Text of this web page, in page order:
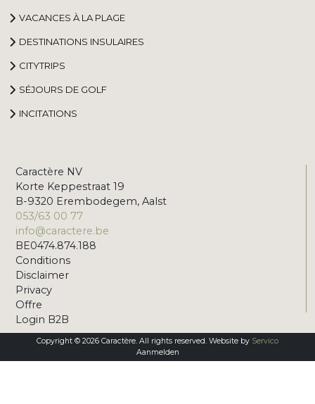
VACANCES À LA PLAGE
DESTINATIONS INSULAIRES
CITYTRIPS
SÉJOURS DE GOLF
INCITATIONS
Caractère NV
Korte Keppestraat 19
B-9320 Erembodegem, Aalst
053/63 00 77
info@caractere.be
BE0474.874.188
Conditions
Disclaimer
Privacy
Offre
Login B2B
Copyright © 2026 Caractère. All rights reserved. Website by Servico
Aanmelden